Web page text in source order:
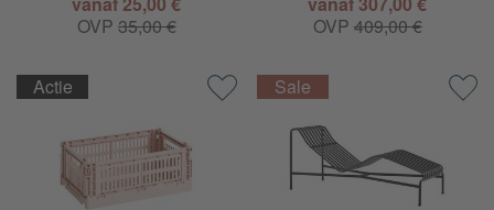
OVP 35,00 €
OVP 409,00 €
Actie